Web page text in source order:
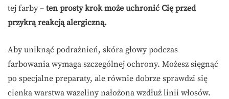
tej farby – ten prosty krok może uchronić Cię przed
przykrą reakcją alergiczną.
Aby uniknąć podrażnień, skóra głowy podczas
farbowania wymaga szczególnej ochrony. Możesz sięgnąć
po specjalne preparaty, ale równie dobrze sprawdzi się
cienka warstwa wazeliny nałożona wzdłuż linii włosów.